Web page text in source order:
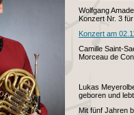
Wolfgang
Konzert Nr. 3
Konzert am
Camille Saint-
Morceau de
Lukas
geboren und
Mit fünf Jahren